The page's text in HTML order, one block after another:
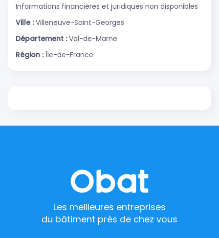
Informations financières et juridiques non disponibles
Ville : Villeneuve-Saint-Georges
Département : Val-de-Marne
Région : Île-de-France
Les meilleures entreprises
du bâtiment près de chez vous